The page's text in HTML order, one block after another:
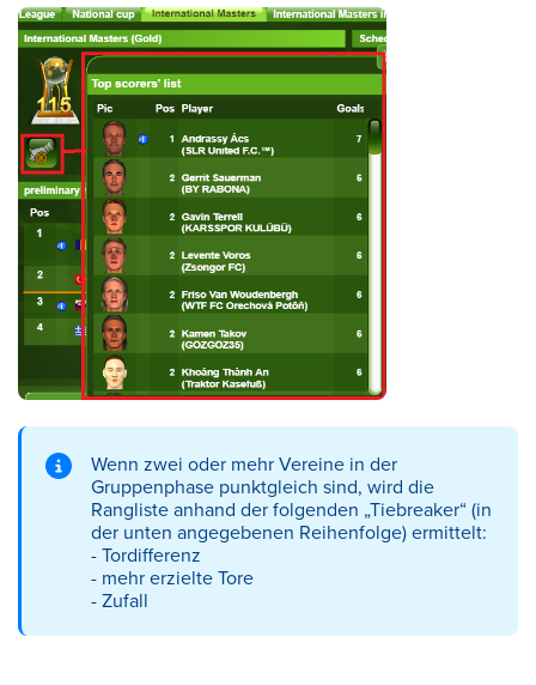
Wenn zwei oder mehr Vereine in der
Gruppenphase punktgleich sind, wird die
Rangliste anhand der folgenden „Tiebreaker“ (in
der unten angegebenen Reihenfolge) ermittelt:
-Tordifferenz
- mehr erzielte Tore
-Zufall